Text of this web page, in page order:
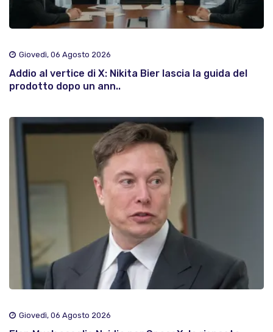
Giovedì, 06 Agosto 2026
Addio al vertice di X: Nikita Bier lascia la guida del
prodotto dopo un ann..
Giovedì, 06 Agosto 2026